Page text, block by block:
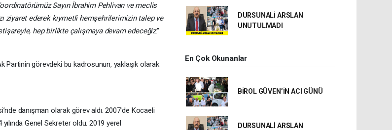
Sayın İbrahim Pehlivan ve meclis
ziyaret ederek kıymetli hemşehrilerimizin talep ve
hep birlikte çalışmaya devam edeceğiz."
görevdeki bu kadrosunun, yaklaşık olarak
danışman olarak görev aldı. 2007'de Kocaeli
Genel Sekreter oldu. 2019 yerel
DURSUNALİ ARSLAN
UNUTULMADI
En Çok Okunanlar
BİROL GÜVEN’İN ACI GÜNÜ
DURSUNALİ ARSLAN